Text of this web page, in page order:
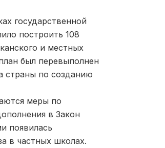
государственной
построить 108
и местных
был перевыполнен
страны по созданию
меры по
в Закон
появилась
в частных школах.